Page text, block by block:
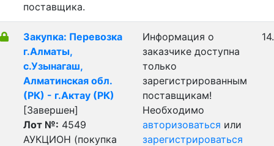
поставщика.
Закупка: Перевозка
г.Алматы,
с.Узынагаш,
Алматинская обл.
(РК) - г.Актау (РК)
[Завершен]
Лот №: 4549
АУКЦИОН (покупка
Информация о
заказчике доступна
только
зарегистрированным
поставщикам!
Необходимо
авторизоваться или
зарегистрироваться